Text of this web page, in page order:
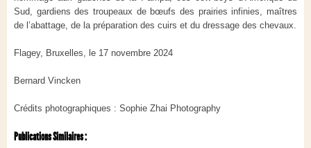
Sud, gardiens des troupeaux de bœufs des prairies infinies, maîtres
de l’abattage, de la préparation des cuirs et du dressage des chevaux.
Flagey, Bruxelles, le 17 novembre 2024
Bernard Vincken
Crédits photographiques : Sophie Zhai Photography
Publications Similaires :